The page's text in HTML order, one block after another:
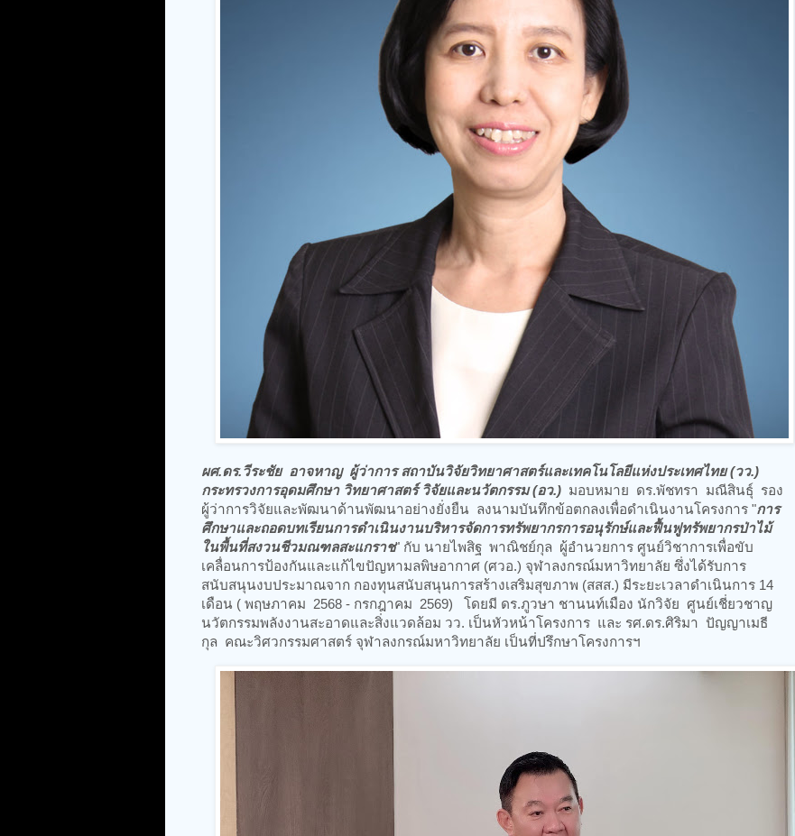
ผศ.ดร.วีระชัย อาจหาญ ผู้ว่าการ สถาบันวิจัยวิทยาศาสตร์และเทคโนโลยีแห่งประเทศไทย (วว.)
กระทรวงการอุดมศึกษา วิทยาศาสตร์ วิจัยและนวัตกรรม (อว.) มอบหมาย ดร.พัชทรา มณีสินธุ์ รอง
ผู้ว่าการวิจัยและพัฒนาด้านพัฒนาอย่างยั่งยืน ลงนามบันทึกข้อตกลงเพื่อดำเนินงานโครงการ "การ
ศึกษาและถอดบทเรียนการดำเนินงานบริหารจัดการทรัพยากรการอนุรักษ์และฟื้นฟูทรัพยากรป่าไม้
ในพื้นที่สงวนชีวมณฑลสะแกราช" กับ นายไพสิฐ พาณิชย์กุล ผู้อำนวยการ ศูนย์วิชาการเพื่อขับ
เคลื่อนการป้องกันและแก้ไขปัญหามลพิษอากาศ (ศวอ.) จุฬาลงกรณ์มหาวิทยาลัย ซึ่งได้รับการ
สนับสนุนงบประมาณจาก กองทุนสนับสนุนการสร้างเสริมสุขภาพ (สสส.) มีระยะเวลาดำเนินการ 14
เดือน ( พฤษภาคม 2568 - กรกฎาคม 2569) โดยมี ดร.ภูวษา ชานนท์เมือง นักวิจัย ศูนย์เชี่ยวชาญ
นวัตกรรมพลังงานสะอาดและสิ่งแวดล้อม วว. เป็นหัวหน้าโครงการ และ รศ.ดร.ศิริมา ปัญญาเมธี
กุล คณะวิศวกรรมศาสตร์ จุฬาลงกรณ์มหาวิทยาลัย เป็นที่ปรึกษาโครงการฯ